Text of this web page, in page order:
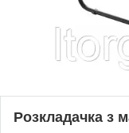
Розкладачка з